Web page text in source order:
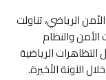
الرياضي، تناولت
والنظام
الرياضية
الآونة الأخيرة.